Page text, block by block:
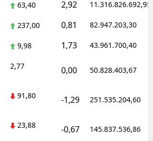
Kütahya
Kahramanmaraş
63,40 2,92 11.316.826.692,95
237,00 0,81 82.947.203,30
9,98 1,73 43.961.700,40
2,77 0,00 50.828.403,67
91,80 -1,29 251.535.204,60
23,88 -0,67 145.837.536,86